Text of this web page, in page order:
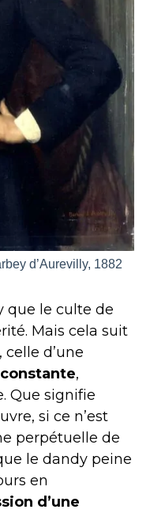
d’Aurevilly, 1882
que le culte de
Mais cela suit
d’une
,
Que signifie
si ce n’est
perpétuelle de
le dandy peine
en
d’une